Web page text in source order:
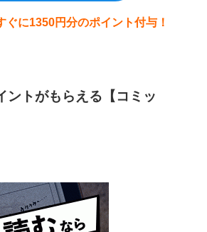
ぐに1350円分のポイント付与！
ントがもらえる【コミッ